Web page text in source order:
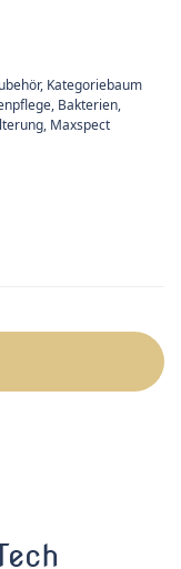
, Kategoriebaum
Bakterien,
, Maxspect